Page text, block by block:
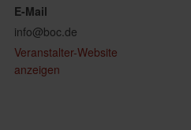
E-Mail
info@boc.de
Veranstalter-Website
anzeigen